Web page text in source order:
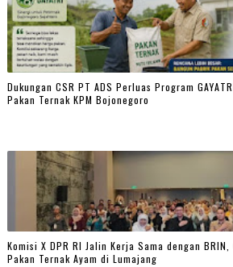
Dukungan CSR PT ADS Perluas Program
Pakan Ternak KPM Bojonegoro
Komisi X DPR RI Jalin Kerja Sama dengan
Pakan Ternak Ayam di Lumajang